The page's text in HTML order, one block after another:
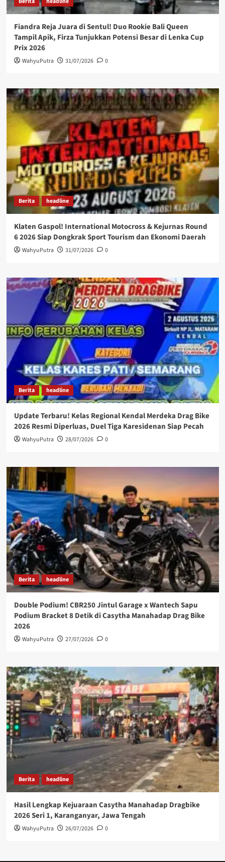
Fiandra Reja Juara di Sentul! Duo Rookie Bali Queen
Tampil Apik, Firza Tunjukkan Potensi Besar di Lenka Cup
Prix 2026
WahyuPutra 31/07/2026 0
Berita headline
Klaten Gaspol! International Motocross & Kejurnas Round
6 2026 Siap Dongkrak Sport Tourism dan Ekonomi Daerah
WahyuPutra 31/07/2026 0
Berita headline
Update Terbaru! Kelas Regional Kendal Merdeka Drag Bike
2026 Resmi Diperluas, Duel Tiga Karesidenan Siap Pecah
WahyuPutra 28/07/2026 0
Berita headline
Double Podium! CBR250 Jintul Garage x Wantech Sapu
Podium Bracket 8 Detik di Casytha Manahadap Drag Bike
2026
WahyuPutra 27/07/2026 0
Berita headline
Hasil Lengkap Kejuaraan Casytha Manahadap Dragbike
2026 Seri 1, Karanganyar, Jawa Tengah
WahyuPutra 26/07/2026 0